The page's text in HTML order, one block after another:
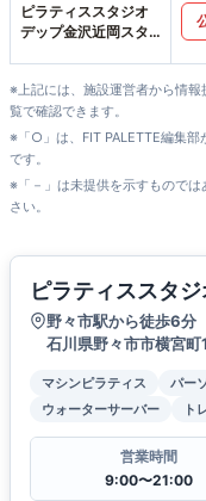
ピラティススタジオ
デップ金沢近岡スタ
※上記には、施設運営者から情
覧で確認できます。
※「○」は、FIT PALETTE編集部
です。
※「－」は未提供を示すもので
さい。
ピラティススタ
野々市駅から徒歩6分
石川県野々市市横宮
マシンピラティス パー
ウォーターサーバー
ト
営業時間
9:00〜21:00